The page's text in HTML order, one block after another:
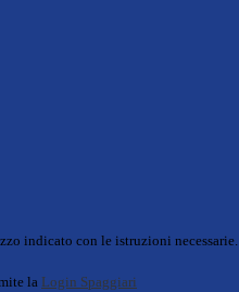
indicato con le istruzioni necessarie.
la Login Spaggiari